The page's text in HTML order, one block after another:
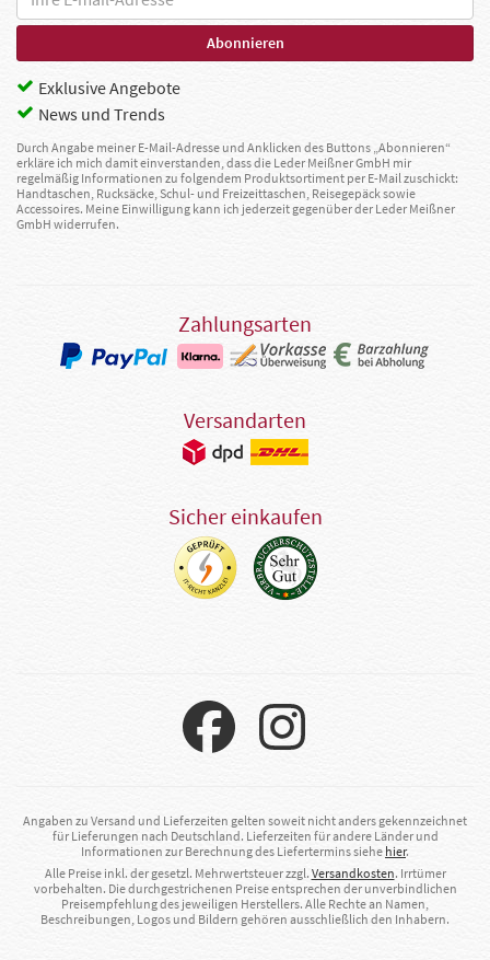
Exklusive Angebote
News und Trends
Durch Angabe meiner E-Mail-Adresse und Anklicken des Buttons „Abonnieren“
erkläre ich mich damit einverstanden, dass die Leder Meißner GmbH mir
regelmäßig Informationen zu folgendem Produktsortiment per E-Mail zuschickt:
Handtaschen, Rucksäcke, Schul- und Freizeittaschen, Reisegepäck sowie
Accessoires. Meine Einwilligung kann ich jederzeit gegenüber der Leder Meißner
GmbH widerrufen.
Zahlungsarten
Versandarten
Sicher einkaufen
Angaben zu Versand und Lieferzeiten gelten soweit nicht anders gekennzeichnet
für Lieferungen nach Deutschland. Lieferzeiten für andere Länder und
Informationen zur Berechnung des Liefertermins siehe hier.
Alle Preise inkl. der gesetzl. Mehrwertsteuer zzgl. Versandkosten. Irrtümer
vorbehalten. Die durchgestrichenen Preise entsprechen der unverbindlichen
Preisempfehlung des jeweiligen Herstellers. Alle Rechte an Namen,
Beschreibungen, Logos und Bildern gehören ausschließlich den Inhabern.